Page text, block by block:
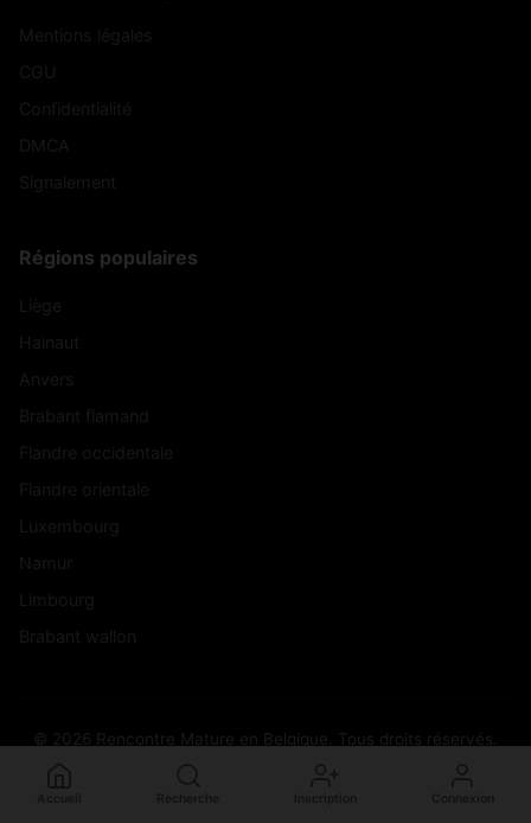
Régions populaires
© 2026 Rencontre Mature en Belgique. Tous droits réservés.